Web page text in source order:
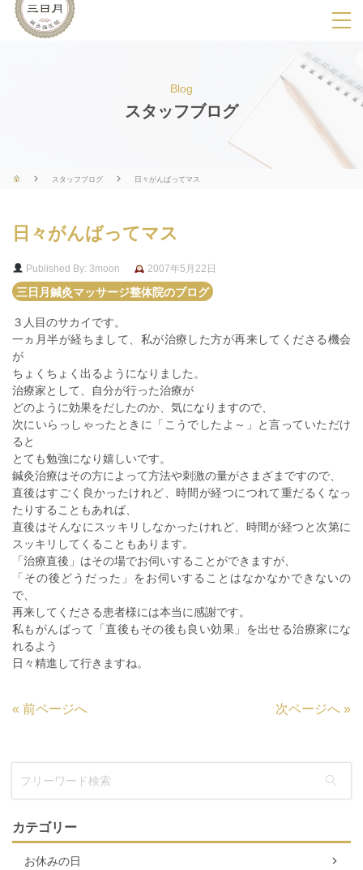
SPメニ
ー
展
用
ボ
Blog
スタッフブログ
スタッフブログ 日々がんばってマス
日々がんばってマス
Published By: 3moon
2007年5月22日
三日月鍼灸マッサージ整体院のブログ
３人目のサカイです。
一ヵ月半が経ちまして、私が治療した方が再来してくださる機会
が
ちょくちょく出るようになりました。
治療家として、自分が行った治療が
どのように効果をだしたのか、気になりますので、
次にいらっしゃったときに「こうでしたよ～」と言っていただけ
ると
とても勉強になり嬉しいです。
鍼灸治療はその方によって方法や刺激の量がさまざまですので、
直後はすごく良かったけれど、時間が経つにつれて重だるくなっ
たりすることもあれば、
直後はそんなにスッキリしなかったけれど、時間が経つと次第に
スッキリしてくることもあります。
「治療直後」はその場でお伺いすることができますが、
「その後どうだった」をお伺いすることはなかなかできないの
で、
再来してくださる患者様には本当に感謝です。
私もがんばって「直後もその後も良い効果」を出せる治療家にな
れるよう
日々精進して行きますね。
« 前ページへ 次ページへ »
カテゴリー
お休みの日